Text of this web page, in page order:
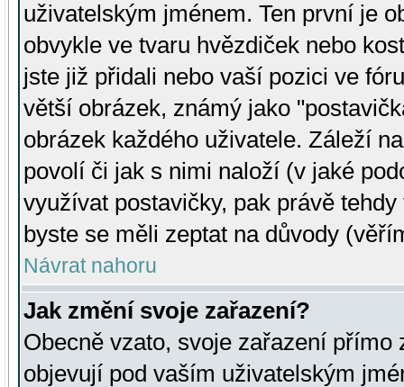
uživatelským jménem. Ten první je
obvykle ve tvaru hvězdiček nebo
jste již přidali nebo vaší pozici ve
větší obrázek, známý jako
obrázek každého uživatele. Záleží
povolí či jak s nimi naloží (v jaké
využívat postavičky, pak právě
byste se měli zeptat na důvody
Návrat nahoru
Jak změní svoje zařazení?
Obecně vzato, svoje zařazení přímo
objevují pod vaším uživatelským